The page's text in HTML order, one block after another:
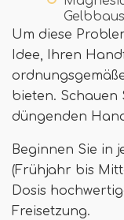
Um diese
Idee, Ihren
bieten. Schauen
düngenden
Beginnen Sie in
(Frühjahr bis
Dosis
Freisetzung.